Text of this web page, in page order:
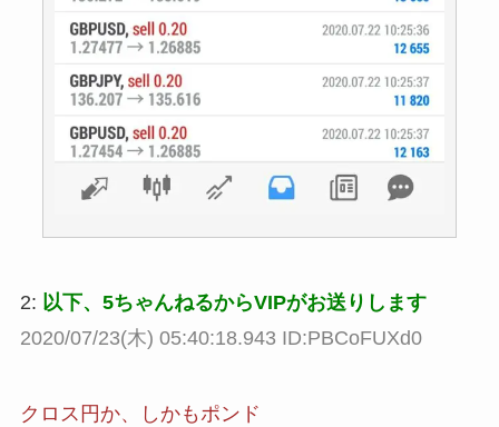
2: 以下、5ちゃんねるからVIPがお送りします
2020/07/23(木) 05:40:18.943 ID:PBCoFUXd0
クロス円か、しかもポンド